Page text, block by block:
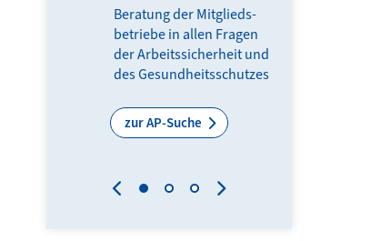
Beratung der Mitglieds­­
betriebe in allen Fragen
der Arbeits­sicherheit und
des Gesundheits­schutzes
zur AP-Suche